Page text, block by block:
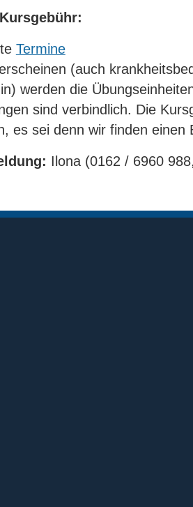
Termine
(auch
werden die
sind verbindlich. Die
es sei denn wir finden einen
Ilona (0162 / 6960